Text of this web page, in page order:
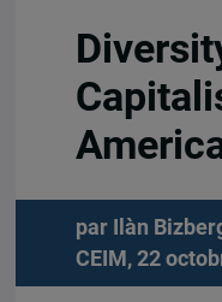
par Ilàn
CEIM, 22